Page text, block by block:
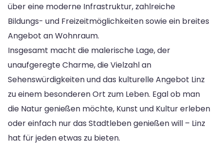
über eine moderne Infrastruktur, zahlreiche
Bildungs- und Freizeitmöglichkeiten sowie ein breites
Angebot an Wohnraum.
Insgesamt macht die malerische Lage, der
unaufgeregte Charme, die Vielzahl an
Sehenswürdigkeiten und das kulturelle Angebot Linz
zu einem besonderen Ort zum Leben. Egal ob man
die Natur genießen möchte, Kunst und Kultur erleben
oder einfach nur das Stadtleben genießen will – Linz
hat für jeden etwas zu bieten.